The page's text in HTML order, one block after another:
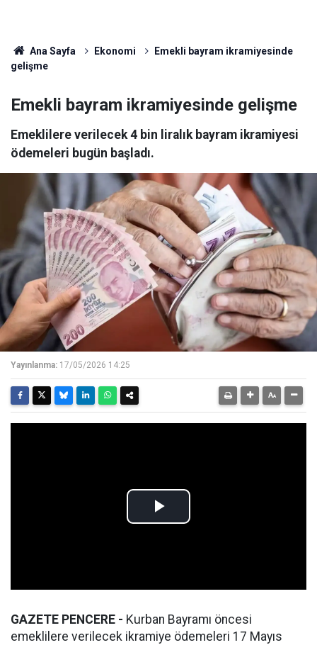
Ana Sayfa Ekonomi
Emekli bayram ikramiyesinde
gelişme
Emekli bayram ikramiyesinde gelişme
Emeklilere verilecek 4 bin liralık bayram ikramiyesi
ödemeleri bugün başladı.
Yayınlanma: 17/05/2026 14:25
GAZETE PENCERE - Kurban Bayramı öncesi
emeklilere verilecek ikramiye ödemeleri 17 Mayıs